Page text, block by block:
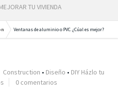
TU VIVIENDA
Ventanas de aluminio o PVC. ¿Cúal es mejor?
Construction • Diseño • DIY Házlo tu
0 comentarios